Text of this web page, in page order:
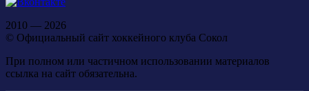
2010 — 2026
© Официальный сайт хоккейного клуба Сокол
При полном или частичном использовании материалов
ссылка на сайт обязательна.